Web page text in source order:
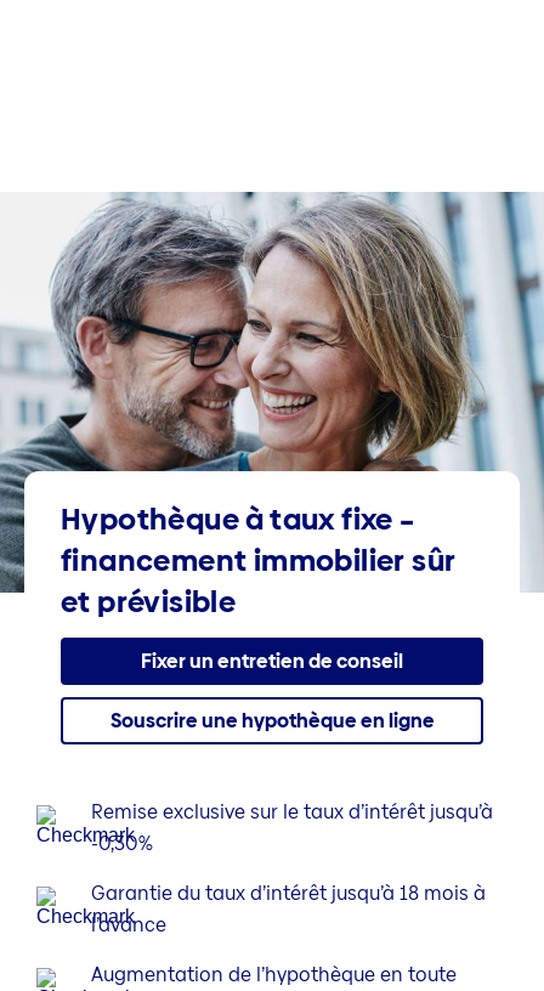
Hypothèque à taux fixe –
financement immobilier sûr
et prévisible
Fixer un entretien de conseil
Souscrire une hypothèque en ligne
Remise exclusive sur le taux d’intérêt jusqu’à
-0,30%
Garantie du taux d’intérêt jusqu’à 18 mois à
l’avance
Augmentation de l’hypothèque en toute